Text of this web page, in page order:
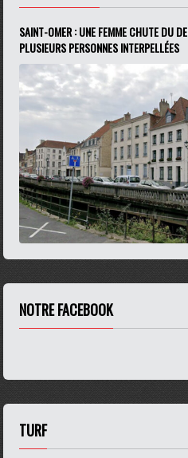
SAINT-OMER : UNE FEMME CHUTE DU
PLUSIEURS PERSONNES INTERPELLÉES
NOTRE FACEBOOK
TURF